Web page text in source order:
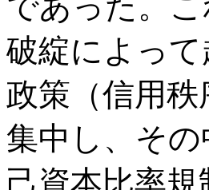
破綻によっ
政策（信用
集中し、そ
己資本比率